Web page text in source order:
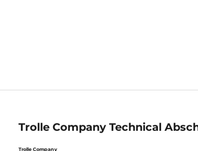
Trolle Company Technical
Trolle Company